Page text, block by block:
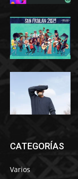
CATEGORÍAS
Varios